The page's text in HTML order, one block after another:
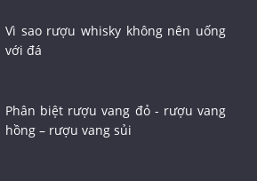
Vì sao rượu whisky không nên uống
với đá
Phân biệt rượu vang đỏ - rượu vang
hồng – rượu vang sủi